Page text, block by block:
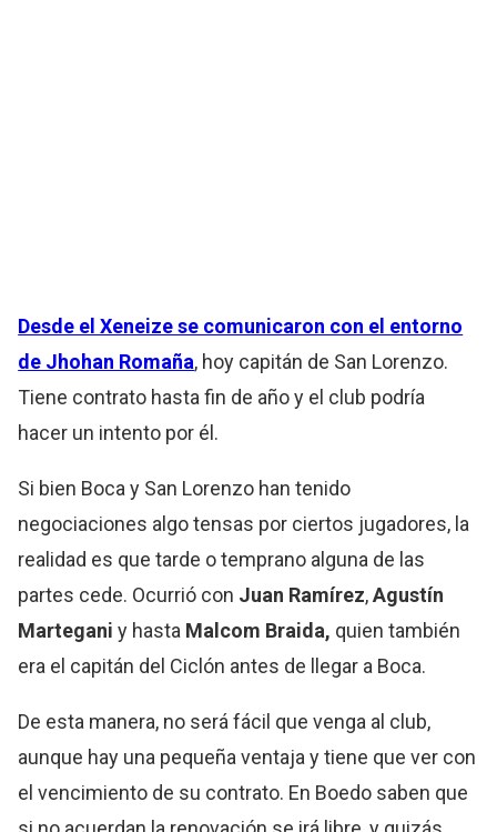
Desde el Xeneize se comunicaron con el entorno
de Jhohan Romaña, hoy capitán de San Lorenzo.
Tiene contrato hasta fin de año y el club podría
hacer un intento por él.
Si bien Boca y San Lorenzo han tenido
negociaciones algo tensas por ciertos jugadores, la
realidad es que tarde o temprano alguna de las
partes cede. Ocurrió con Juan Ramírez,Agustín
Martegani y hasta Malcom Braida, quien también
era el capitán del Ciclón antes de llegar a Boca.
De esta manera, no será fácil que venga al club,
aunque hay una pequeña ventaja y tiene que ver con
el vencimiento de su contrato. En Boedo saben que